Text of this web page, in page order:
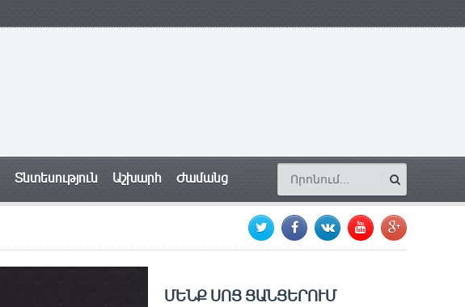
Տնտեսություն Աշխարհ Ժամանց
ՄԵՆՔ ՍՈՑ ՑԱՆՑԵՐՈՒՄ